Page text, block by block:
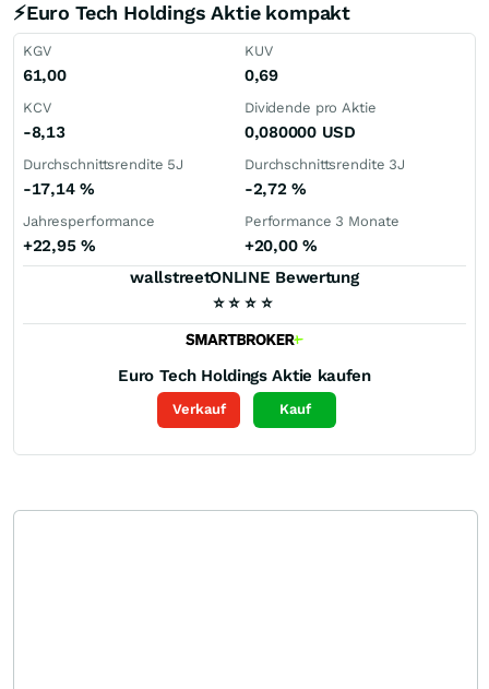
⚡Euro Tech Holdings Aktie kompakt
KGV
61,00
KUV
0,69
KCV
-8,13
Dividende pro Aktie
0,080000 USD
Durchschnittsrendite 5J
-17,14 %
Durchschnittsrendite 3J
-2,72%
Jahresperformance
+22,95 %
Performance 3 Monate
+20,00 %
wallstreetONLINE Bewertung
⭐ ⭐ ⭐ ⭐
Euro Tech Holdings Aktie kaufen
Verkauf Kauf